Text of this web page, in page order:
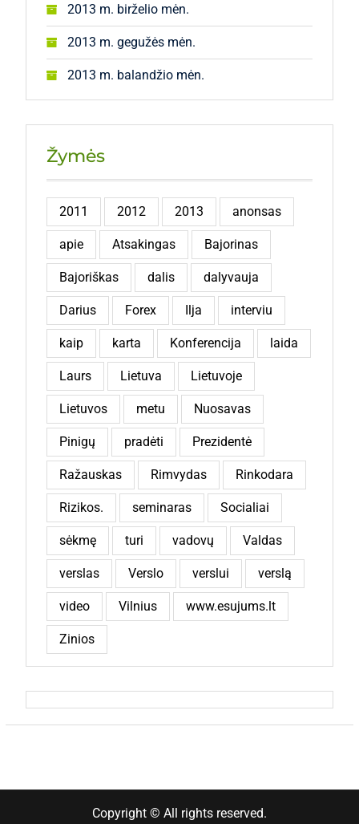
2013 m. birželio mėn.
2013 m. gegužės mėn.
2013 m. balandžio mėn.
Žymės
2011 2012 2013 anonsas
apie Atsakingas Bajorinas
Bajoriškas dalis dalyvauja
Darius Forex Ilja interviu
kaip karta Konferencija laida
Laurs Lietuva Lietuvoje
Lietuvos metu Nuosavas
Pinigų pradėti Prezidentė
Ražauskas Rimvydas Rinkodara
Rizikos. seminaras Socialiai
sėkmę turi vadovų Valdas
verslas Verslo verslui verslą
video Vilnius www.esujums.lt
Zinios
Copyright © All rights reserved.